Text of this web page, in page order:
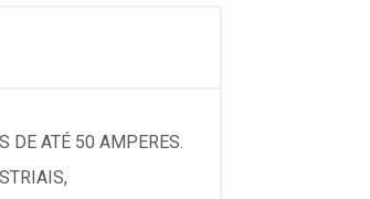
DE ATÉ 50 AMPERES.